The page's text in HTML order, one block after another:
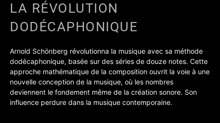
LA RÉVOLUTION
DODÉCAPHONIQUE
Arnold Schönberg révolutionna la musique avec sa méthode
dodécaphonique, basée sur des séries de douze notes. Cette
approche mathématique de la composition ouvrit la voie à une
nouvelle conception de la musique, où les nombres
deviennent le fondement même de la création sonore. Son
influence perdure dans la musique contemporaine.